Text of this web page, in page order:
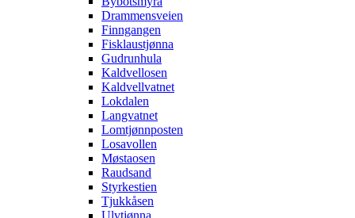
Drammensveien
Finngangen
Fisklaustjønna
Gudrunhula
Kaldvellosen
Kaldvellvatnet
Lokdalen
Langvatnet
Lomtjønnposten
Losavollen
Møstaosen
Raudsand
Styrkestien
Tjukkåsen